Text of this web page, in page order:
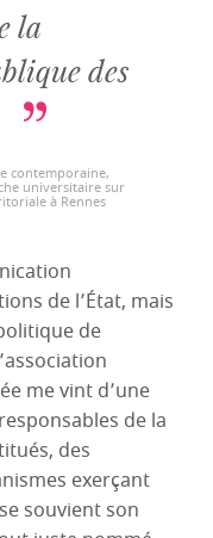
la
des
contemporaine,
universitaire sur
à Rennes
de l’État, mais
de
me vint d’une
de la
des
exerçant
souvient son